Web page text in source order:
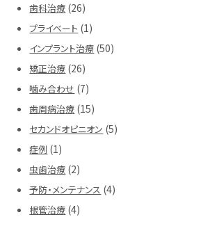
歯科治療 (26)
プライベート (1)
インプラント治療 (50)
矯正治療 (26)
噛み合わせ (7)
歯周病治療 (15)
セカンドオピニオン (5)
症例 (1)
虫歯治療 (2)
予防・メンテナンス (4)
根管治療 (4)